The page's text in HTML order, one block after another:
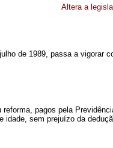
Altera a
de 1989, passa a vigorar
pagos pela
sem prejuízo da